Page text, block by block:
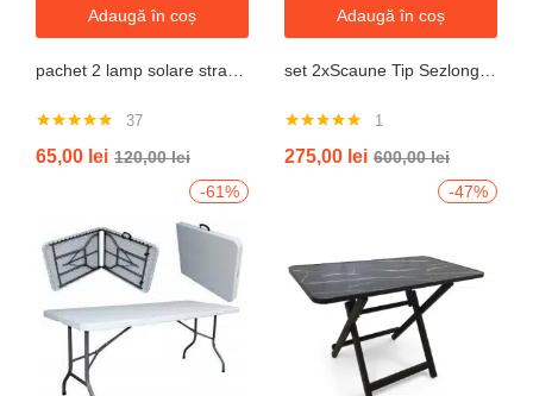
Adaugă în coș
4.76din 5
37
65,00 lei 120,00lei
Adaugă în coș
5.00din 5
1
275,00 lei 600,00lei
-61%
-47%